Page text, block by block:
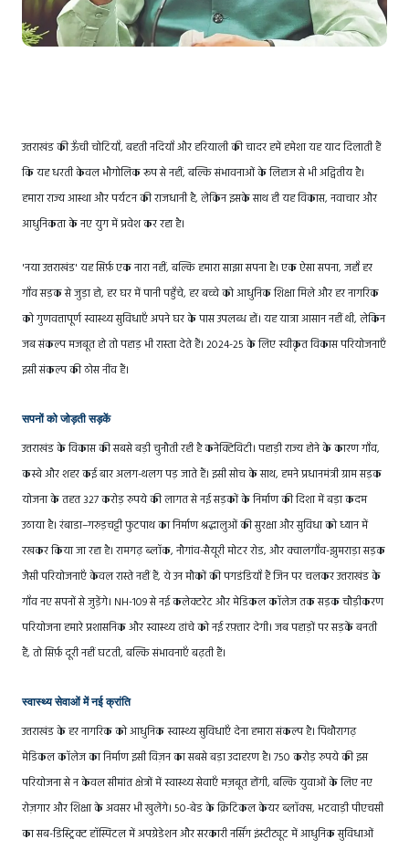
उत्तराखंड की ऊँची चोटियाँ, बहती नदियाँ और हरियाली की चादर हमें हमेशा यह याद दिलाती हैं
कि यह धरती केवल भौगोलिक रूप से नहीं, बल्कि संभावनाओं के लिहाज से भी अद्वितीय है।
हमारा राज्य आस्था और पर्यटन की राजधानी है, लेकिन इसके साथ ही यह विकास, नवाचार और
आधुनिकता के नए युग में प्रवेश कर रहा है।
'नया उत्तराखंड' यह सिर्फ़ एक नारा नहीं, बल्कि हमारा साझा सपना है। एक ऐसा सपना, जहाँ हर
गाँव सड़क से जुड़ा हो, हर घर में पानी पहुँचे, हर बच्चे को आधुनिक शिक्षा मिले और हर नागरिक
को गुणवत्तापूर्ण स्वास्थ्य सुविधाएँ अपने घर के पास उपलब्ध हों। यह यात्रा आसान नहीं थी, लेकिन
जब संकल्प मजबूत हो तो पहाड़ भी रास्ता देते हैं। 2024-25 के लिए स्वीकृत विकास परियोजनाएँ
इसी संकल्प की ठोस नींव हैं।
सपनों को जोड़ती सड़कें
उत्तराखंड के विकास की सबसे बड़ी चुनौती रही है कनेक्टिविटी। पहाड़ी राज्य होने के कारण गाँव,
कस्बे और शहर कई बार अलग-थलग पड़ जाते हैं। इसी सोच के साथ, हमने प्रधानमंत्री ग्राम सड़क
योजना के तहत 327 करोड़ रुपये की लागत से नई सड़कों के निर्माण की दिशा में बड़ा कदम
उठाया है। रंबाडा–गरुड़चट्टी फुटपाथ का निर्माण श्रद्धालुओं की सुरक्षा और सुविधा को ध्यान में
रखकर किया जा रहा है। रामगढ़ ब्लॉक, नौगांव-सैयूरी मोटर रोड, और क्वालगाँव-झुमराड़ा सड़क
जैसी परियोजनाएँ केवल रास्ते नहीं हैं, ये उन मौकों की पगडंडियाँ हैं जिन पर चलकर उत्तराखंड के
गाँव नए सपनों से जुड़ेंगे। NH-109 से नई कलेक्टरेट और मेडिकल कॉलेज तक सड़क चौड़ीकरण
परियोजना हमारे प्रशासनिक और स्वास्थ्य ढांचे को नई रफ़्तार देगी। जब पहाड़ों पर सड़कें बनती
हैं, तो सिर्फ़ दूरी नहीं घटती, बल्कि संभावनाएँ बढ़ती हैं।
स्वास्थ्य सेवाओं में नई क्रांति
उत्तराखंड के हर नागरिक को आधुनिक स्वास्थ्य सुविधाएँ देना हमारा संकल्प है। पिथौरागढ़
मेडिकल कॉलेज का निर्माण इसी विज़न का सबसे बड़ा उदाहरण है। 750 करोड़ रुपये की इस
परियोजना से न केवल सीमांत क्षेत्रों में स्वास्थ्य सेवाएँ मज़बूत होंगी, बल्कि युवाओं के लिए नए
रोज़गार और शिक्षा के अवसर भी खुलेंगे। 50-बेड के क्रिटिकल केयर ब्लॉक्स, भटवाड़ी पीएचसी
का सब-डिस्ट्रिक्ट हॉस्पिटल में अपग्रेडेशन और सरकारी नर्सिंग इंस्टीट्यूट में आधुनिक सुविधाओं